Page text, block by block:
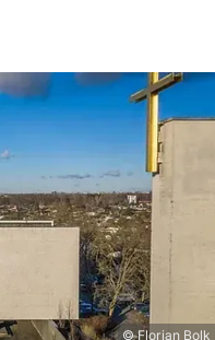
© Florian Bolk